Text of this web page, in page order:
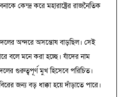
কেন্দ্র করে মহারাষ্ট্রের রাজনৈতিক
অন্দরে অসন্তোষ বাড়ছিল। সেই
বলে মনে করা হচ্ছে। যাঁদের নাম
গুরুত্বপূর্ণ মুখ হিসেবে পরিচিত।
জন্য বড় ধাক্কা হয়ে দাঁড়াতে পারে।